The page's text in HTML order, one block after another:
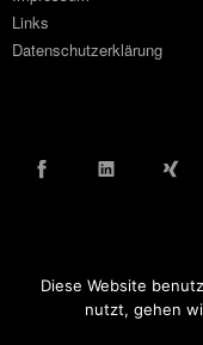
Links
Datenschutzerklärung
© COPYRIGHT WOLF
Diese Website
nutzt, gehen